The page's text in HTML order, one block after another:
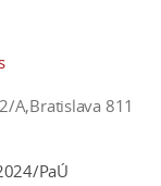
A,Bratislava 811
PaÚ